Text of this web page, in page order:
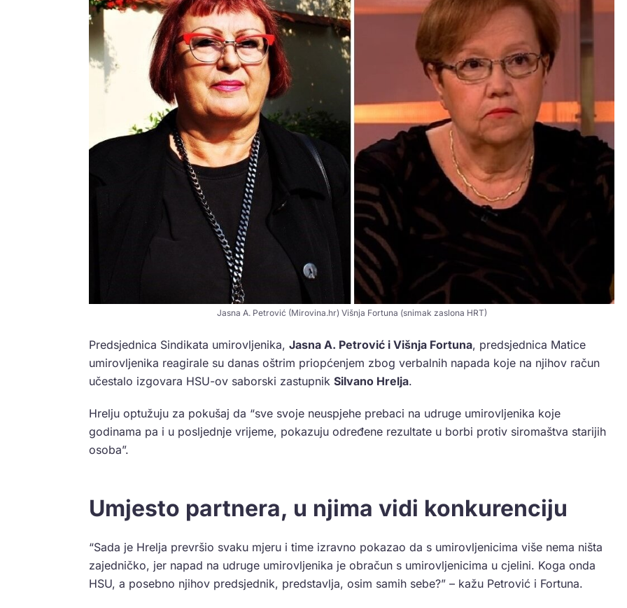
Jasna A. Petrović (Mirovina.hr) Višnja Fortuna (snimak zaslona HRT)
Predsjednica Sindikata umirovljenika, Jasna A. Petrović i Višnja Fortuna, predsjednica Matice
umirovljenika reagirale su danas oštrim priopćenjem zbog verbalnih napada koje na njihov račun
učestalo izgovara HSU-ov saborski zastupnik Silvano Hrelja.
Hrelju optužuju za pokušaj da “sve svoje neuspjehe prebaci na udruge umirovljenika koje
godinama pa i u posljednje vrijeme, pokazuju određene rezultate u borbi protiv siromaštva starijih
osoba”.
Umjesto partnera, u njima vidi konkurenciju
“Sada je Hrelja prevršio svaku mjeru i time izravno pokazao da s umirovljenicima više nema ništa
zajedničko, jer napad na udruge umirovljenika je obračun s umirovljenicima u cjelini. Koga onda
HSU, a posebno njihov predsjednik, predstavlja, osim samih sebe?” – kažu Petrović i Fortuna.